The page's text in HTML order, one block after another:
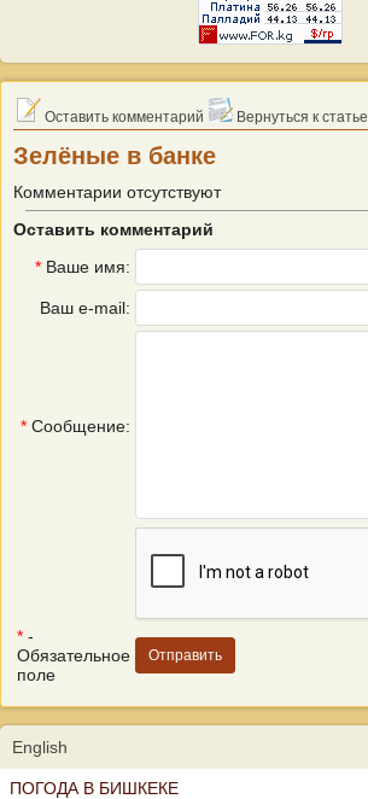
Оставить комментарий Вернуться к статье
Зелёные в банке
Комментарии отсутствуют
Оставить комментарий
* Ваше имя:
Ваш e-mail:
* Сообщение:
* -
Обязательное
поле
English
ПОГОДА В БИШКЕКЕ